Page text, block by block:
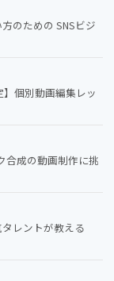
のための SNSビジ
】個別動画編集レッ
合成の動画制作に挑
レントが教える